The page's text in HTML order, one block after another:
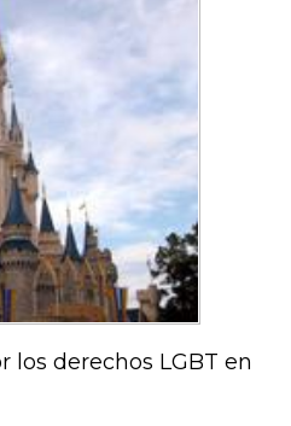
los derechos LGBT en